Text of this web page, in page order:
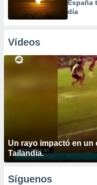
España
día
Vídeos
Un rayo impactó en un
Tailandia.
Síguenos